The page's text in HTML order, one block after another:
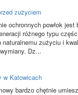
zużyciem
ochronnych powłok
różnego typu
naturalnemu zużyciu i
Dz...
w Katowicach
bardzo chętnie